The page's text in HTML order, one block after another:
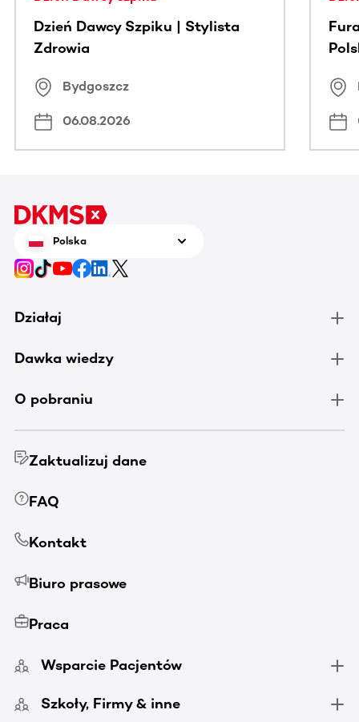
Dzień Dawcy Szpiku | Stylista
Zdrowia
Bydgoszcz
06.08.2026
Polska
Działaj
Dawka wiedzy
O pobraniu
Zaktualizuj dane
FAQ
Kontakt
Biuro prasowe
Praca
Wsparcie Pacjentów
Szkoły, Firmy & inne